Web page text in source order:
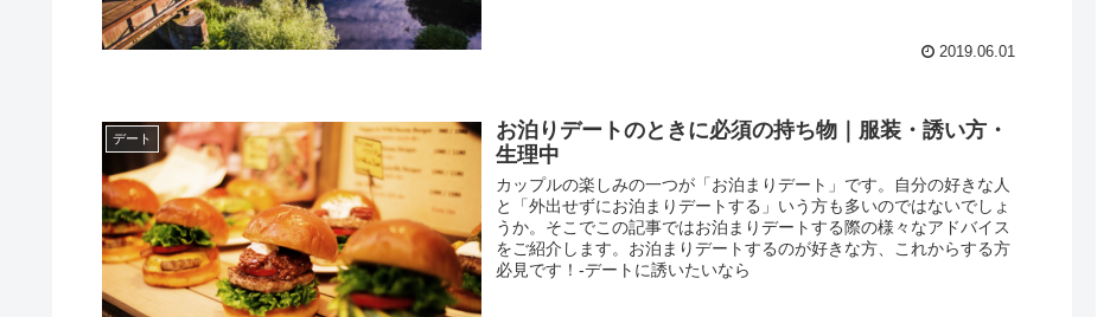
2019.06.01
デート
お泊りデートのときに必須の持ち物｜服装・誘い方・
生理中
カップルの楽しみの一つが「お泊まりデート」です。自分の好きな人
と「外出せずにお泊まりデートする」いう方も多いのではないでしょ
うか。そこでこの記事ではお泊まりデートする際の様々なアドバイス
をご紹介します。お泊まりデートするのが好きな方、これからする方
必見です！-デートに誘いたいなら